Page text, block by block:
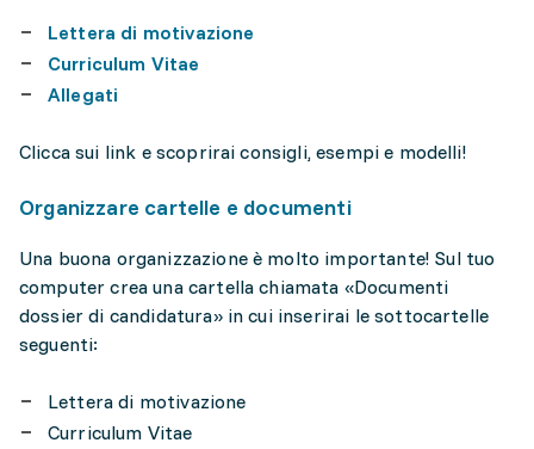
Lettera di motivazione
Curriculum Vitae
Allegati
Clicca sui link e scoprirai consigli, esempi e modelli!
Organizzare cartelle e documenti
Una buona organizzazione è molto importante! Sul tuo
computer crea una cartella chiamata «Documenti
dossier di candidatura» in cui inserirai le sottocartelle
seguenti:
Lettera di motivazione
Curriculum Vitae